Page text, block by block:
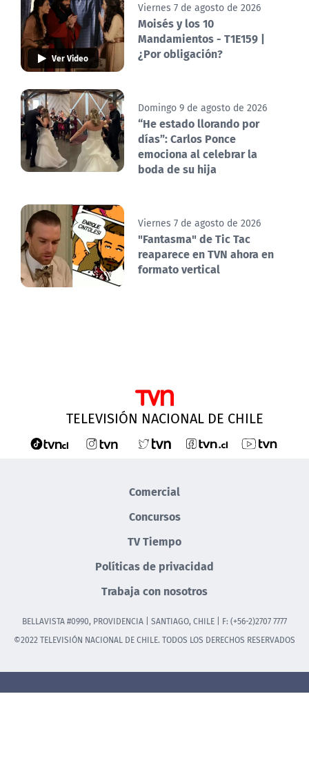
Ver Video
Viernes 7 de agosto de 2026
Moisés y los 10
Mandamientos - T1E159 |
¿Por obligación?
Domingo 9 de agosto de 2026
“He estado llorando por
días”: Carlos Ponce
emociona al celebrar la
boda de su hija
Viernes 7 de agosto de 2026
"Fantasma" de Tic Tac
reaparece en TVN ahora en
formato vertical
TELEVISIÓN NACIONAL DE CHILE
Comercial
Concursos
TV Tiempo
Políticas de privacidad
Trabaja con nosotros
BELLAVISTA #0990, PROVIDENCIA | SANTIAGO, CHILE | F: (+56-2)2707 7777
©2022 TELEVISIÓN NACIONAL DE CHILE. TODOS LOS DERECHOS RESERVADOS